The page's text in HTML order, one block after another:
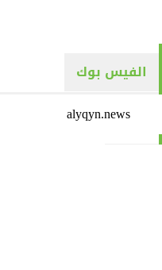
الفيس بوك
alyqyn.news